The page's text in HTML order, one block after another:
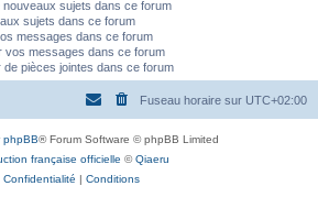
nouveaux sujets dans ce forum
sujets dans ce forum
messages dans ce forum
vos messages dans ce forum
de pièces jointes dans ce forum
Fuseau horaire sur UTC+02:00
phpBB® Forum Software © phpBB Limited
française officielle ©Qiaeru
Confidentialité | Conditions